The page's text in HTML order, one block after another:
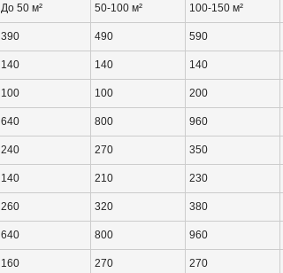
До 50 м² 50-100 м² 100-150 м²
390 490 590
140 140 140
100 100 200
640 800 960
240 270 350
140 210 230
260 320 380
640 800 960
160 270 270